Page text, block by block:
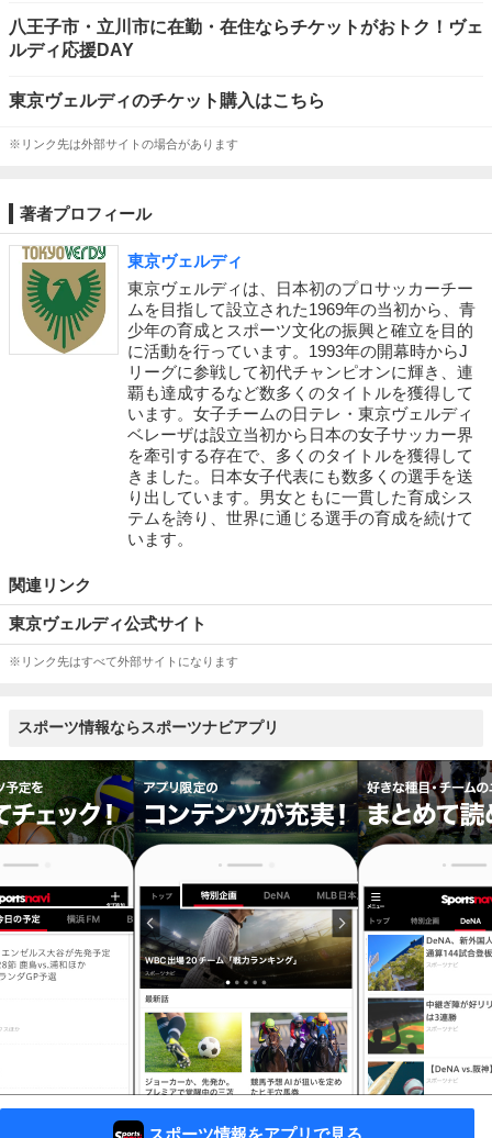
八王子市・立川市に在勤・在住ならチケットがおトク！ヴェ
ルディ応援DAY
東京ヴェルディのチケット購入はこちら
※リンク先は外部サイトの場合があります
著者プロフィール
東京ヴェルディ
東京ヴェルディは、日本初のプロサッカーチー
ムを目指して設立された1969年の当初から、青
少年の育成とスポーツ文化の振興と確立を目的
に活動を行っています。1993年の開幕時からJ
リーグに参戦して初代チャンピオンに輝き、連
覇も達成するなど数多くのタイトルを獲得して
います。女子チームの日テレ・東京ヴェルディ
ベレーザは設立当初から日本の女子サッカー界
を牽引する存在で、多くのタイトルを獲得して
きました。日本女子代表にも数多くの選手を送
り出しています。男女ともに一貫した育成シス
テムを誇り、世界に通じる選手の育成を続けて
います。
関連リンク
東京ヴェルディ公式サイト
※リンク先はすべて外部サイトになります
スポーツ情報ならスポーツナビアプリ